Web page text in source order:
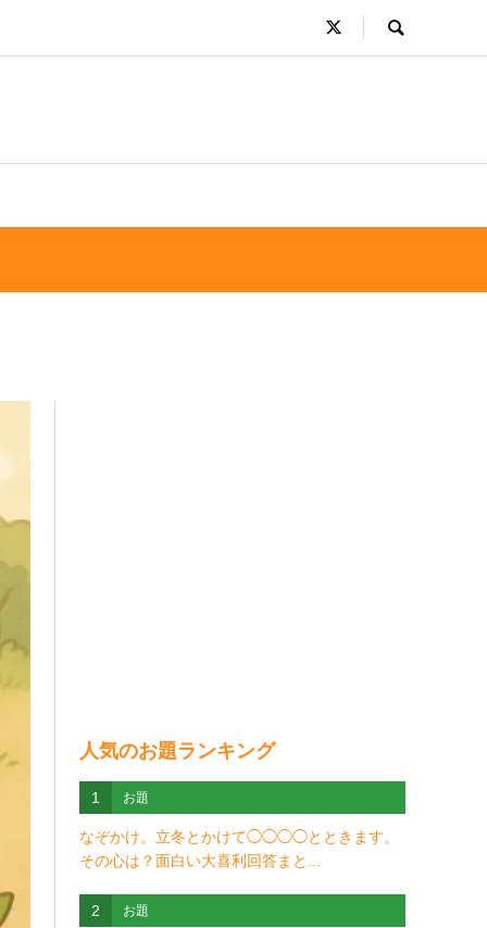
人気のお題ランキング
1 お題
なぞかけ。立冬とかけて◯◯◯◯とときます。
その心は？面白い大喜利回答まと...
2 お題